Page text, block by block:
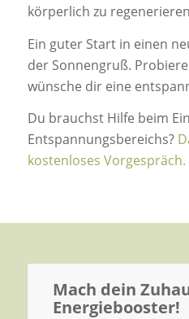
körperlich zu
Ein guter Start in einen
der Sonnengruß.
wünsche dir eine
Du brauchst Hilfe beim
Entspannungsbereichs?
kostenloses Vorgespräch.
Mach dein
Energiebooster!